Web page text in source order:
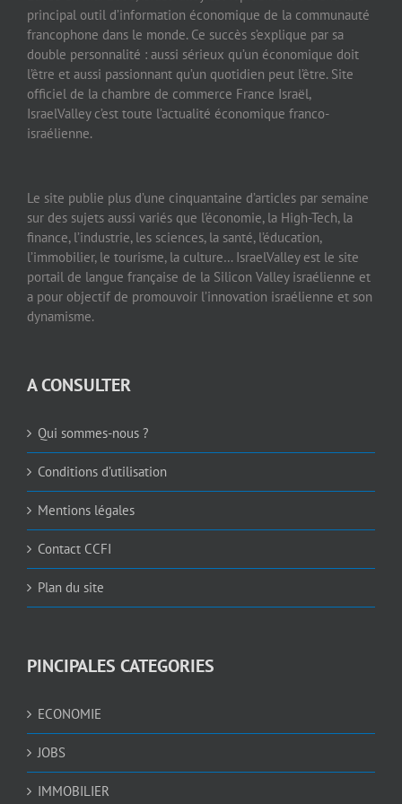
principal outil d’information économique de la communauté
francophone dans le monde. Ce succès s’explique par sa
double personnalité : aussi sérieux qu’un économique doit
l’être et aussi passionnant qu’un quotidien peut l’être. Site
officiel de la chambre de commerce France Israël,
IsraelValley c’est toute l’actualité économique franco-
israélienne.
Le site publie plus d’une cinquantaine d’articles par semaine
sur des sujets aussi variés que l’économie, la High-Tech, la
finance, l’industrie, les sciences, la santé, l’éducation,
l’immobilier, le tourisme, la culture… IsraelValley est le site
portail de langue française de la Silicon Valley israélienne et
a pour objectif de promouvoir l’innovation israélienne et son
dynamisme.
A CONSULTER
Qui sommes-nous ?
Conditions d’utilisation
Mentions légales
Contact CCFI
Plan du site
PINCIPALES CATEGORIES
ECONOMIE
JOBS
IMMOBILIER